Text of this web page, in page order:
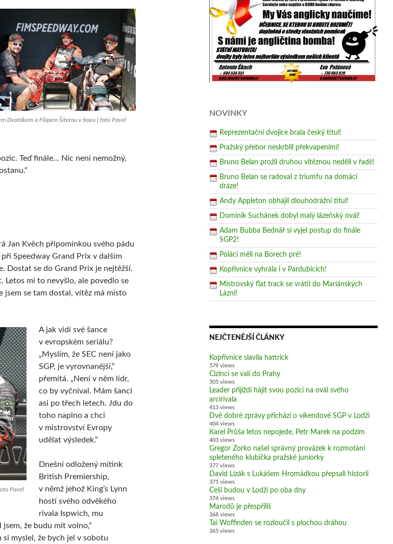
Dvořákem a Filipem Šiterou v boxu | foto Pavel
Teď finále… Nic není nemožný,
Jan Kvěch připomínkou svého pádu
Speedway Grand Prix v dalším
Dostat se do Grand Prix je nejtěžší.
Letos mi to nevyšlo, ale povedlo se
jsem se tam dostal, vítěz má místo
Pavel
A jak vidí své šance
v evropském seriálu?
„Myslím, že SEC není jako
SGP, je vyrovnanější,“
přemítá. „Není v něm lídr,
co by vyčníval. Mám šanci
asi po třech letech. Jdu do
toho naplno a chci
v mistrovství Evropy
udělat výsledek.“
Dnešní odložený mítink
British Premiership,
v němž jehož King’s Lynn
hostí svého odvěkého
rivala Ispwich, mu
že budu mít volno,“
si myslel, že bych jel v sobotu
NOVINKY
Reprezentační dvojice brala český titul!
Pražský přebor neskrblil překvapeními!
Bruno Belan prožil druhou vítěznou neděli v řadě!
Bruno Belan se radoval z triumfu na domácí
dráze!
Andy Appleton obhájil dlouhodrážní titul!
Dominik Suchánek dobyl malý lázeňský ovál!
Adam Bubba Bednář si vyjel postup do finále
SGP2!
Poláci měli na Borech pré!
Kopřivnice vyhrála i v Pardubicích!
Mistrovský flat track se vrátil do Mariánských
Lázní!
NEJČTENĚJŠÍ ČLÁNKY
Kopřivnice slavila hattrick
579 views
Cizinci se valí do Prahy
505 views
Leader přijíždí hájit svou pozici na ovál svého
arcirivala
413 views
Dvě dobré zprávy přichází o víkendové SGP v Lodži
404 views
Karel Průša letos nepojede, Petr Marek na podzim
403 views
Gregor Zorko našel správný provázek k rozmotání
spleteného klubíčka pražské juniorky
377 views
David Lizák s Lukášem Hromádkou přepsali historii
375 views
Češi budou v Lodži po oba dny
374 views
Marodů je přespříliš
368 views
Tai Woffinden se rozloučil s plochou dráhou
365 views